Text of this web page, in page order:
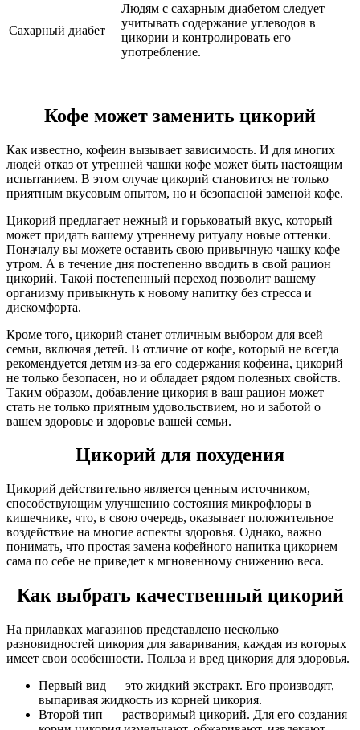
Сахарный диабет
Людям с сахарным диабетом следует
учитывать содержание углеводов в
цикории и контролировать его
употребление.
Кофе может заменить цикорий
Как известно, кофеин вызывает зависимость. И для многих
людей отказ от утренней чашки кофе может быть настоящим
испытанием. В этом случае цикорий становится не только
приятным вкусовым опытом, но и безопасной заменой кофе.
Цикорий предлагает нежный и горьковатый вкус, который
может придать вашему утреннему ритуалу новые оттенки.
Поначалу вы можете оставить свою привычную чашку кофе
утром. А в течение дня постепенно вводить в свой рацион
цикорий. Такой постепенный переход позволит вашему
организму привыкнуть к новому напитку без стресса и
дискомфорта.
Кроме того, цикорий станет отличным выбором для всей
семьи, включая детей. В отличие от кофе, который не всегда
рекомендуется детям из-за его содержания кофеина, цикорий
не только безопасен, но и обладает рядом полезных свойств.
Таким образом, добавление цикория в ваш рацион может
стать не только приятным удовольствием, но и заботой о
вашем здоровье и здоровье вашей семьи.
Цикорий для похудения
Цикорий действительно является ценным источником,
способствующим улучшению состояния микрофлоры в
кишечнике, что, в свою очередь, оказывает положительное
воздействие на многие аспекты здоровья. Однако, важно
понимать, что простая замена кофейного напитка цикорием
сама по себе не приведет к мгновенному снижению веса.
Как выбрать качественный цикорий
На прилавках магазинов представлено несколько
разновидностей цикория для заваривания, каждая из которых
имеет свои особенности. Польза и вред цикория для здоровья.
Первый вид — это жидкий экстракт. Его производят,
выпаривая жидкость из корней цикория.
Второй тип — растворимый цикорий. Для его создания